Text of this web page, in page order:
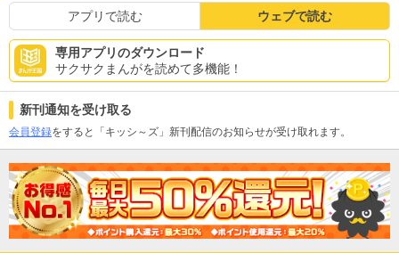
アプリで読む ウェブで読む
専用アプリのダウンロード
サクサクまんがを読めて多機能！
新刊通知を受け取る
会員登録をすると「キッシ～ズ」新刊配信のお知らせが受け取れます。